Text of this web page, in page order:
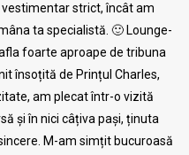
strict, încât am
ta specialistă. 🙂 Lounge-
foarte aproape de tribuna
însoțită de Prințul Charles,
am plecat într-o vizită
și în nici câțiva pași, ținuta
M-am simțit bucuroasă